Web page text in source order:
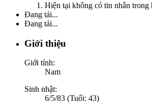
Hiện tại không có tin nhắn trong
Đang tải...
Đang tải...
Giới thiệu
Giới tính:
Nam
Sinh nhật:
6/5/83 (Tuổi: 43)